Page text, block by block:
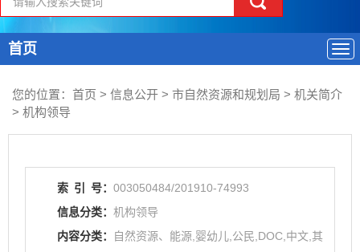
导
航
首页
您的位置： 首页 > 信息公开 > 市自然资源和规划局 > 机关简介
> 机构领导
索 引 号： 003050484/201910-74993
信息分类： 机构领导
内容分类：
自然资源、能源,婴幼儿,公民,DOC,中文,其